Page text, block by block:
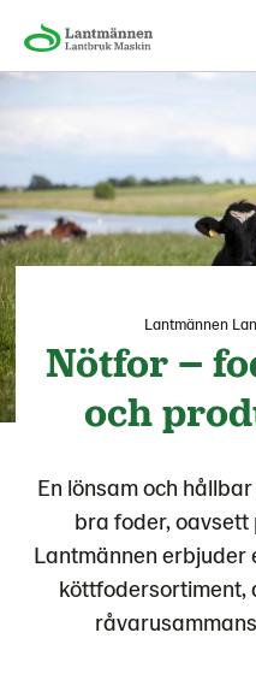
Lantmännen
Nötfor –
och
En lönsam och
bra foder,
Lantmännen erbjuder
köttfodersortiment,